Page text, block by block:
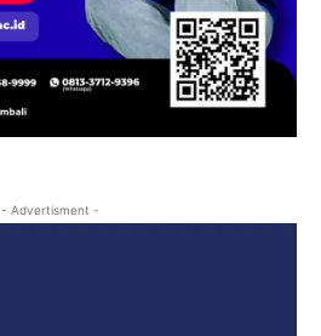
- Advertisment -